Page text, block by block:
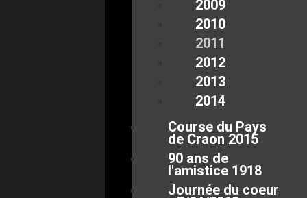
2009
2010
2011
2012
2013
2014
Course du Pays
de Craon 2015
90 ans de
l'amistice 1918
Journée du coeur